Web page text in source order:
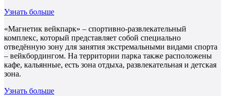
Узнать больше
«Магнетик вейкпарк» – спортивно-развлекательный
комплекс, который представляет собой специально
отведённую зону для занятия экстремальными видами спорта
– вейкбордингом. На территории парка также расположены
кафе, кальянные, есть зона отдыха, развлекательная и детская
зона.
Узнать больше